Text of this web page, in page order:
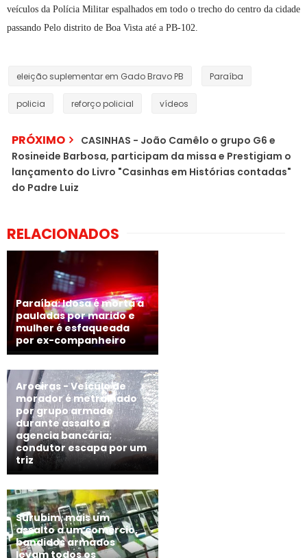
veículos da Polícia Militar espalhados em todo o trecho do centro da cidade
passando Pelo distrito de Boa Vista até a PB-102.
eleição suplementar em Gado Bravo PB Paraíba
policia reforço policial vídeos
PRÓXIMO
CASINHAS - João Camêlo o grupo G6 e
Rosineide Barbosa, participam da missa e Prestigiam o
lançamento do Livro "Casinhas em Histórias contadas"
do Padre Luiz
RELACIONADOS
Paraíba: Idosa é morta a
pauladas por marido e
mulher é esfaqueada
por ex-companheiro
Aroeiras - Veículo de
morador é metralhado
por grupo armado
durante assalto a
agencia bancária;
condutor escapa por um
triz
Surubim, mais um
assalto a um comércio,
bandidos armados
levam todos os